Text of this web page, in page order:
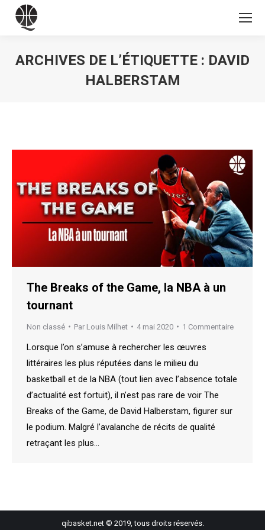
ARCHIVES DE L’ÉTIQUETTE : DAVID
HALBERSTAM
The Breaks of the Game, la NBA à un
tournant
Non classé Par Louis Milhet 4 mai 2020 1 Commentaire
Lorsque l’on s’amuse à rechercher les œuvres
littéraires les plus réputées dans le milieu du
basketball et de la NBA (tout lien avec l’absence totale
d’actualité est fortuit), il n’est pas rare de voir The
Breaks of the Game, de David Halberstam, figurer sur
le podium. Malgré l’avalanche de récits de qualité
retraçant les plus…
qibasket.net © 2019, tous droits réservés.